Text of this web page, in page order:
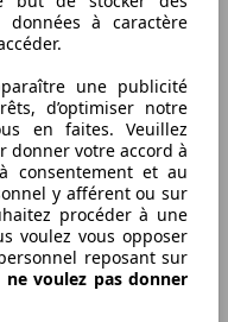
à caractère
une publicité
d’optimiser notre
en faites. Veuillez
donner votre accord à
consentement et au
y afférent ou sur
procéder à une
voulez vous opposer
reposant sur
ne voulez pas donner